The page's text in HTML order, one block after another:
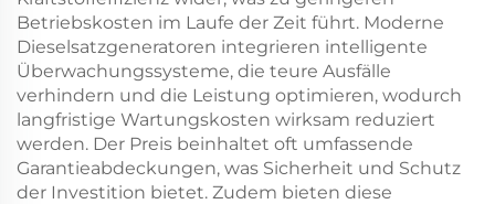
Betriebskosten im Laufe der Zeit führt. Moderne
Dieselsatzgeneratoren integrieren intelligente
Überwachungssysteme, die teure Ausfälle
verhindern und die Leistung optimieren, wodurch
langfristige Wartungskosten wirksam reduziert
werden. Der Preis beinhaltet oft umfassende
Garantieabdeckungen, was Sicherheit und Schutz
der Investition bietet. Zudem bieten diese